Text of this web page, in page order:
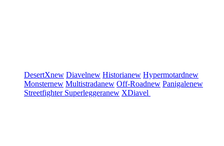
DesertXnew Diavelnew Historianew Hypermotardnew
Monsternew Multistradanew Off-Roadnew Panigalenew
Streetfighter Superleggeranew XDiavel